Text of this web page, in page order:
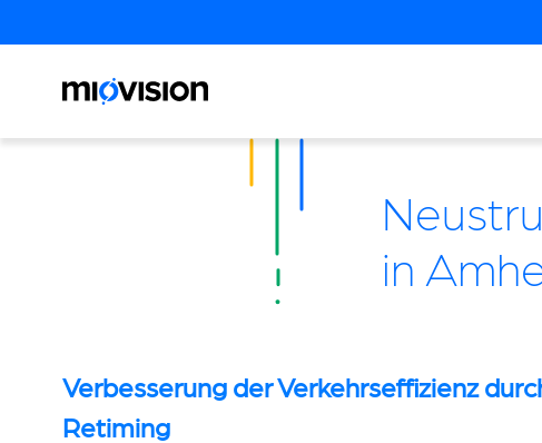
in
Verbesserung der Verkehrseffizienz
Retiming